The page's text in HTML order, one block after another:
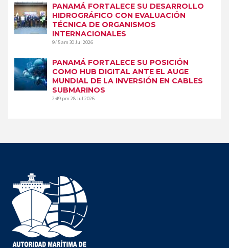
PANAMÁ FORTALECE SU DESARROLLO
HIDROGRÁFICO CON EVALUACIÓN
TÉCNICA DE ORGANISMOS
INTERNACIONALES
9:15 am30 Jul 2026
PANAMÁ FORTALECE SU POSICIÓN
COMO HUB DIGITAL ANTE EL AUGE
MUNDIAL DE LA INVERSIÓN EN CABLES
SUBMARINOS
2:49 pm28 Jul 2026